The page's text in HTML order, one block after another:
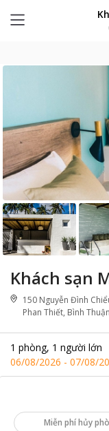
Khách sạn
150 Nguyễn Đình
Phan Thiết, Bình
1 phòng, 1 người lớn
06/08/2026 - 07/08/
Miễn phí hủy